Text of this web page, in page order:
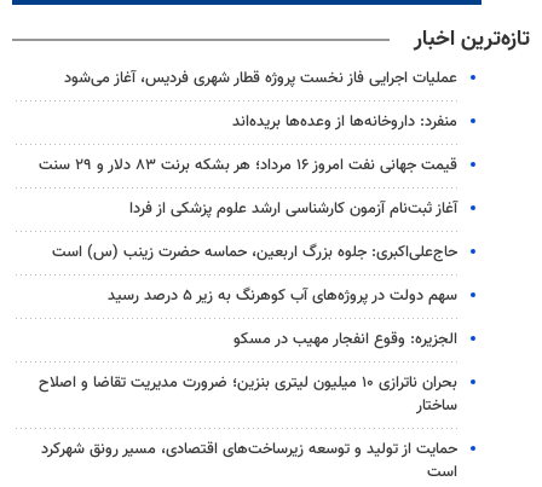
تازه‌ترین اخبار
عملیات اجرایی فاز نخست پروژه قطار شهری فردیس، آغاز می‌شود
منفرد: داروخانه‌ها از وعده‌ها بریده‌اند
قیمت جهانی نفت امروز ۱۶ مرداد؛ هر بشکه برنت ۸۳ دلار و ۲۹ سنت
آغاز ثبت‌نام‌ آزمون کارشناسی ارشد علوم پزشکی از فردا
حاج‌علی‌اکبری: جلوه بزرگ اربعین، حماسه حضرت زینب (س) است
سهم دولت در پروژه‌های آب کوهرنگ به زیر ۵ درصد رسید
الجزیره: وقوع انفجار مهیب در مسکو
بحران ناترازی ۱۰ میلیون لیتری بنزین؛ ضرورت مدیریت تقاضا و اصلاح
ساختار
حمایت از تولید و توسعه زیرساخت‌های اقتصادی، مسیر رونق شهرکرد
است